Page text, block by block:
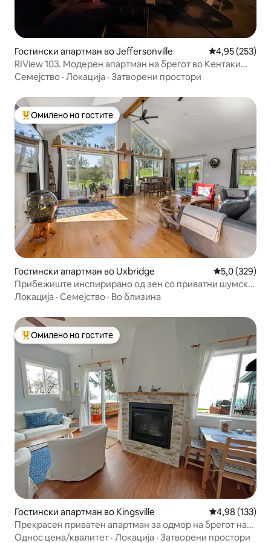
Гостински апартман во Jeffersonville Просечна
4,95 (253)
RIView 103. Модерен апартман на брегот во Кентаки
Дерби
Семејство · Локација · Затворени простори
Меѓу најуспешните „Омилени на гостите“
Омилено на гостите
Гостински апартман во Uxbridge Просечна
5,0 (329)
Прибежиште инспирирано од зен со приватни шумски
патеки
Локација · Семејство · Во близина
Меѓу најуспешните „Омилени на гостите“
Омилено на гостите
Гостински апартман во Kingsville Просечна
4,98 (133)
Прекрасен приватен апартман за одмор на брегот на
езерото
Однос цена/квалитет · Локација · Затворени простори